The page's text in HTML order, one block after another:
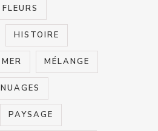
FLEURS
HISTOIRE
MER MÉLANGE
NUAGES
PAYSAGE